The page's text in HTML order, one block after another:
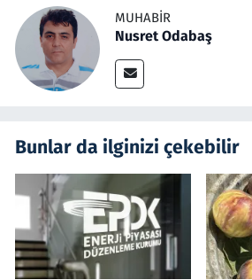
MUHABIR
Nusret Odabaş
Bunlar da ilginizi çekebilir